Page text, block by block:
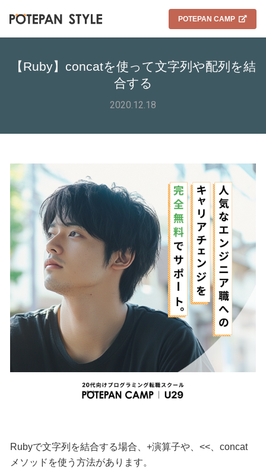
POTEPAN CAMP
【Ruby】concatを使って文字列や配列を結
合する
2020.12.18
Rubyで文字列を結合する場合、 +演算子や、 <<、 concat
メソッドを使う方法があります。